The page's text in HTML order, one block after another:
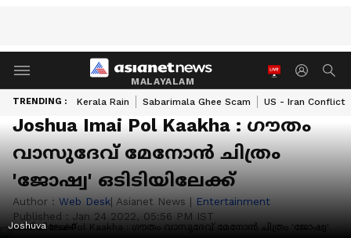
MALAYALAM
TRENDING : Kerala Rain Sabarimala Ghee Scam US - Iran Conflict
Joshua Imai Pol Kaakha : ഗൗതം
വാസുദേവ് മേനോന്‍ ചിത്രം
'ജോഷ്വ' ഒടിടിയിലേക്ക്
Author : Web Desk| Asianet News | Entertainment
Published : Jan 24 2022, 05:56 PM IST
Joshuva